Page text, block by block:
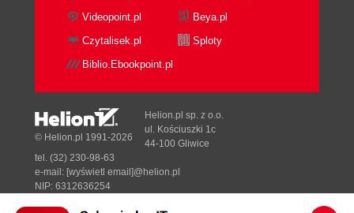
Videopoint.pl
Beya.pl
Czytalisek.pl
Sploty
Biblio.Ebookpoint.pl
© Helion.pl 1991-2026
Helion.pl sp. z o.o.
ul. Kościuszki 1c
44-100 Gliwice
tel. (32) 230-98-63
e-mail: [wyświetl email]@helion.pl
NIP: 6312636254